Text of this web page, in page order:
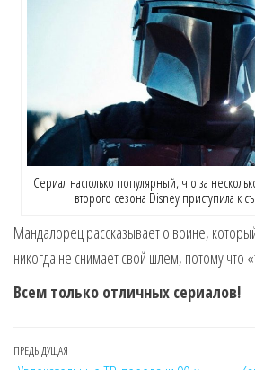
Сериал настолько популярный, что за
второго сезона Disney приступила к
Мандалорец рассказывает о воине,
никогда не снимает свой шлем, потому что
Всем только отличных сериалов!
Навигация
Предыдущая
ПРЕДЫДУЩАЯ